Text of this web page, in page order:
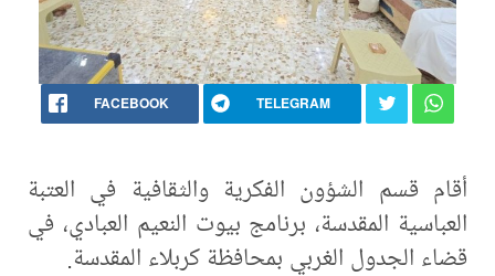
FACEBOOK TELEGRAM
أقام قسم الشؤون الفكرية والثقافية في العتبة
العباسية المقدسة، برنامج بيوت النعيم العبادي، في
قضاء الجدول الغربي بمحافظة كربلاء المقدسة.